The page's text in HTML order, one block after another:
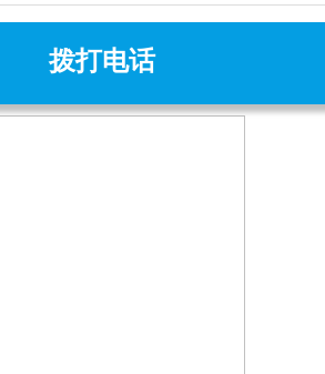
拨打电话